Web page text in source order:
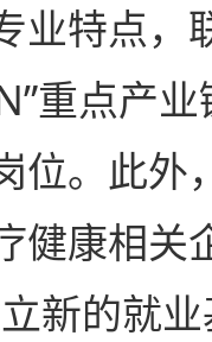
业特点，
重点产
位。此外
健康相关
新的就